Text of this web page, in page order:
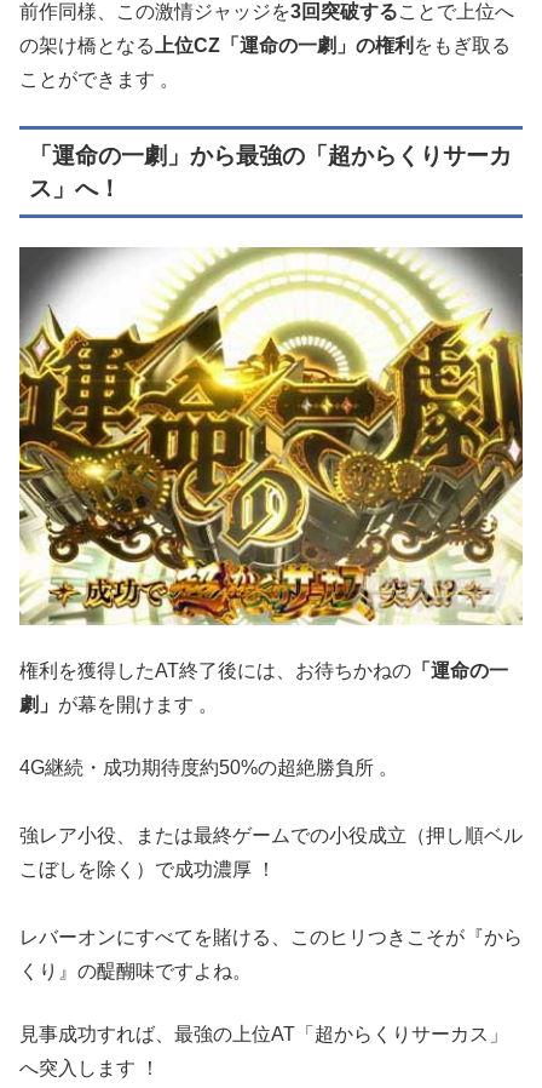
前作同様、この激情ジャッジを3回突破することで上位へ
の架け橋となる
上位CZ「運命の一劇」の権利 をもぎ取る
ことができます 。
「運命の一劇」から最強の「超からくりサーカ
ス」へ！
権利を獲得したAT終了後には、お待ちかねの 「運命の一
劇」 が幕を開けます 。
4G継続・成功期待度約50%の超絶勝負所 。
強レア小役、または最終ゲームでの小役成立（押し順ベル
こぼしを除く）で成功濃厚
！
レバーオンにすべてを賭ける、このヒリつきこそが『から
くり』の醍醐味ですよね。
見事成功すれば、最強の上位AT「超からくりサーカス」
へ突入します
！